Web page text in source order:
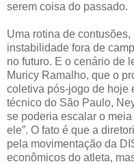
serem coisa do passado.
Uma rotina de
instabilidade fora de
no futuro. E o cenário de
Muricy Ramalho, que o
coletiva pós-jogo de hoje
técnico do São Paulo,
se poderia escalar o
ele”. O fato é que a
pela movimentação da
econômicos do atleta,